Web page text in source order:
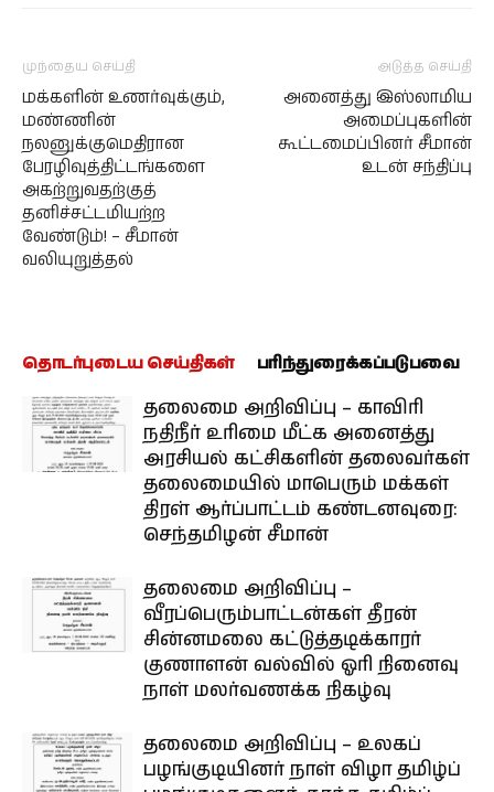
முந்தைய செய்தி
மக்களின் உணர்வுக்கும்,
மண்ணின்
நலனுக்குமெதிரான
பேரழிவுத்திட்டங்களை
அகற்றுவதற்குத்
தனிச்சட்டமியற்ற
வேண்டும்! – சீமான்
வலியுறுத்தல்
அடுத்த செய்தி
அனைத்து இஸ்லாமிய
அமைப்புகளின்
கூட்டமைப்பினர் சீமான்
உடன் சந்திப்பு
தொடர்புடைய செய்திகள் பரிந்துரைக்கப்படுபவை
தலைமை அறிவிப்பு – காவிரி
நதிநீர் உரிமை மீட்க அனைத்து
அரசியல் கட்சிகளின் தலைவர்கள்
தலைமையில் மாபெரும் மக்கள்
திரள் ஆர்ப்பாட்டம் கண்டனவுரை:
செந்தமிழன் சீமான்
தலைமை அறிவிப்பு –
வீரப்பெரும்பாட்டன்கள் தீரன்
சின்னமலை கட்டுத்தடிக்காரர்
குணாளன் வல்வில் ஓரி நினைவு
நாள் மலர்வணக்க நிகழ்வு
தலைமை அறிவிப்பு – உலகப்
பழங்குடியினர் நாள் விழா தமிழ்ப்